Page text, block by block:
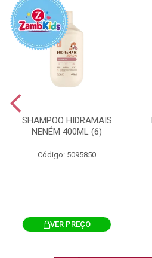
SHAMPOO HIDRAMAIS
NENÉM 400ML (6)
Código: 5095850
VER PREÇO